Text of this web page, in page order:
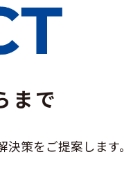
まで
決策をご提案します。